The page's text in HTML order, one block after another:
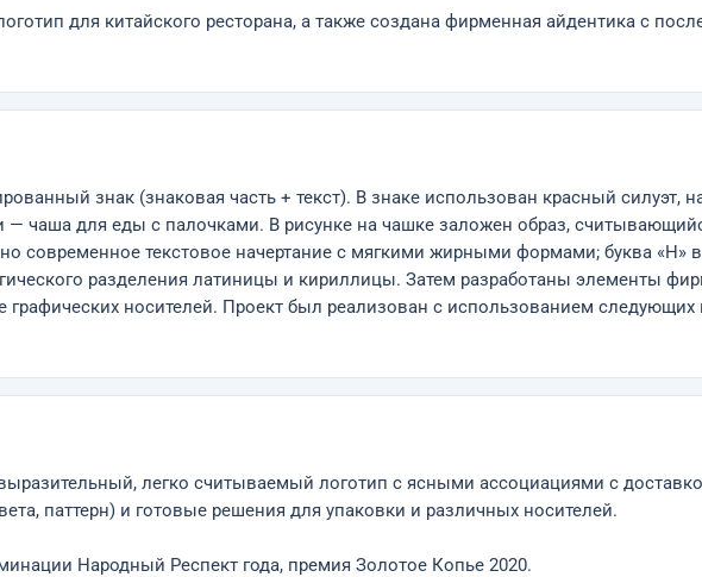
для китайского ресторана, а также создана фирменная айдентика с
знак (знаковая часть + текст). В знаке использован красный
— чаша для еды с палочками. В рисунке на чашке заложен образ,
современное текстовое начертание с мягкими жирными формами; буква
разделения латиницы и кириллицы. Затем разработаны элементы
графических носителей. Проект был реализован с использованием
выразительный, легко считываемый логотип с ясными ассоциациями с
паттерн) и готовые решения для упаковки и различных носителей.
Народный Респект года, премия Золотое Копье 2020.